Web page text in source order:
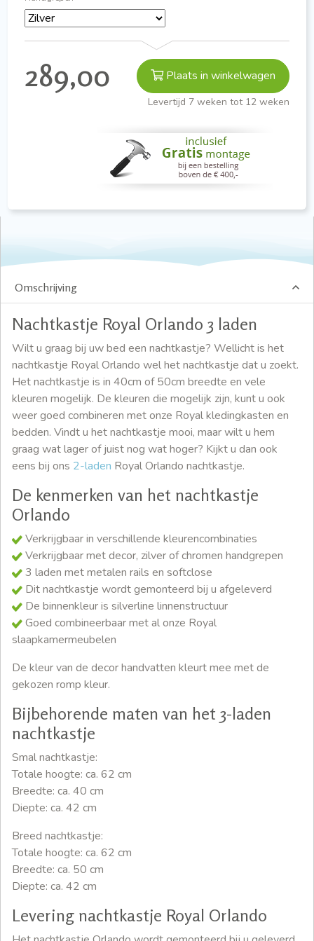
289,00 Plaats in winkelwagen
Levertijd 7 weken tot 12 weken
Omschrijving
Nachtkastje Royal Orlando 3 laden
Wilt u graag bij uw bed een nachtkastje? Wellicht is het
nachtkastje Royal Orlando wel het nachtkastje dat u zoekt.
Het nachtkastje is in 40cm of 50cm breedte en vele
kleuren mogelijk. De kleuren die mogelijk zijn, kunt u ook
weer goed combineren met onze Royal kledingkasten en
bedden. Vindt u het nachtkastje mooi, maar wilt u hem
graag wat lager of juist nog wat hoger? Kijkt u dan ook
eens bij ons 2-laden Royal Orlando nachtkastje.
De kenmerken van het nachtkastje
Orlando
Verkrijgbaar in verschillende kleurencombinaties
Verkrijgbaar met decor, zilver of chromen handgrepen
3 laden met metalen rails en softclose
Dit nachtkastje wordt gemonteerd bij u afgeleverd
De binnenkleur is silverline linnenstructuur
Goed combineerbaar met al onze Royal
slaapkamermeubelen
De kleur van de decor handvatten kleurt mee met de
gekozen romp kleur.
Bijbehorende maten van het 3-laden
nachtkastje
Smal nachtkastje:
Totale hoogte: ca. 62 cm
Breedte: ca. 40 cm
Diepte: ca. 42 cm
Breed nachtkastje:
Totale hoogte: ca. 62 cm
Breedte: ca. 50 cm
Diepte: ca. 42 cm
Levering nachtkastje Royal Orlando